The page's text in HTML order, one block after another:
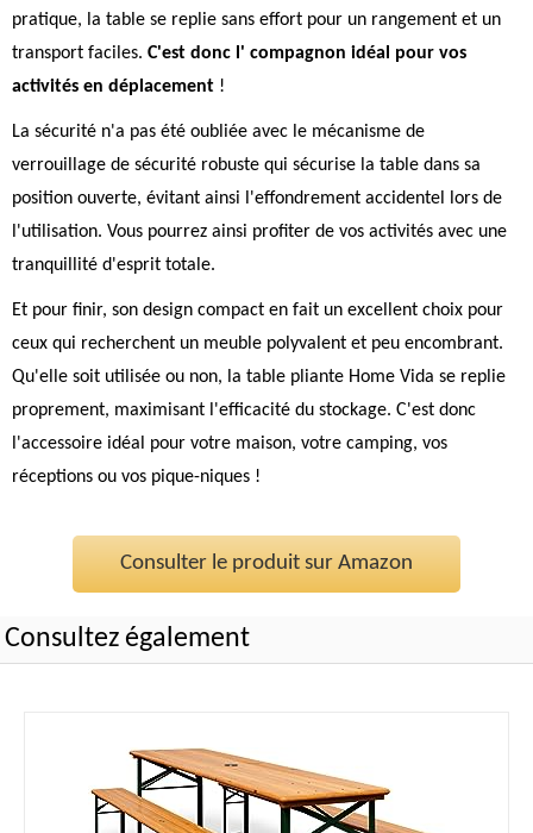
pratique, la table se replie sans effort pour un rangement et un
transport faciles. C'est donc l' compagnon idéal pour vos
activités en déplacement !
La sécurité n'a pas été oubliée avec le mécanisme de
verrouillage de sécurité robuste qui sécurise la table dans sa
position ouverte, évitant ainsi l'effondrement accidentel lors de
l'utilisation. Vous pourrez ainsi profiter de vos activités avec une
tranquillité d'esprit totale.
Et pour finir, son design compact en fait un excellent choix pour
ceux qui recherchent un meuble polyvalent et peu encombrant.
Qu'elle soit utilisée ou non, la table pliante Home Vida se replie
proprement, maximisant l'efficacité du stockage. C'est donc
l'accessoire idéal pour votre maison, votre camping, vos
réceptions ou vos pique-niques !
Consulter le produit sur Amazon
Consultez également